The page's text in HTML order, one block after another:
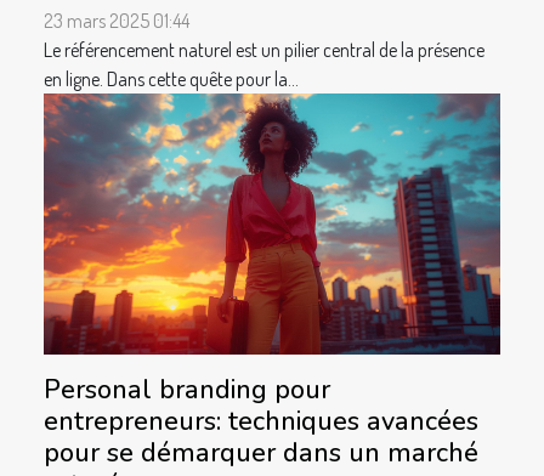
23 mars 2025 01:44
Le référencement naturel est un pilier central de la présence
en ligne. Dans cette quête pour la...
Personal branding pour
entrepreneurs: techniques avancées
pour se démarquer dans un marché